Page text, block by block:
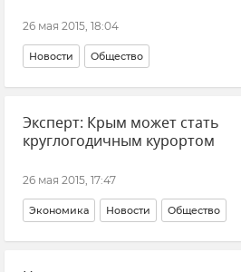
26 мая 2015, 18:04
Новости Общество
Эксперт: Крым может стать
круглогодичным курортом
26 мая 2015, 17:47
Экономика Новости Общество
Туристический сезон-2015